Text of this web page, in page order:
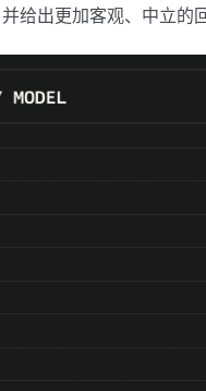
给出更加客观、中立的